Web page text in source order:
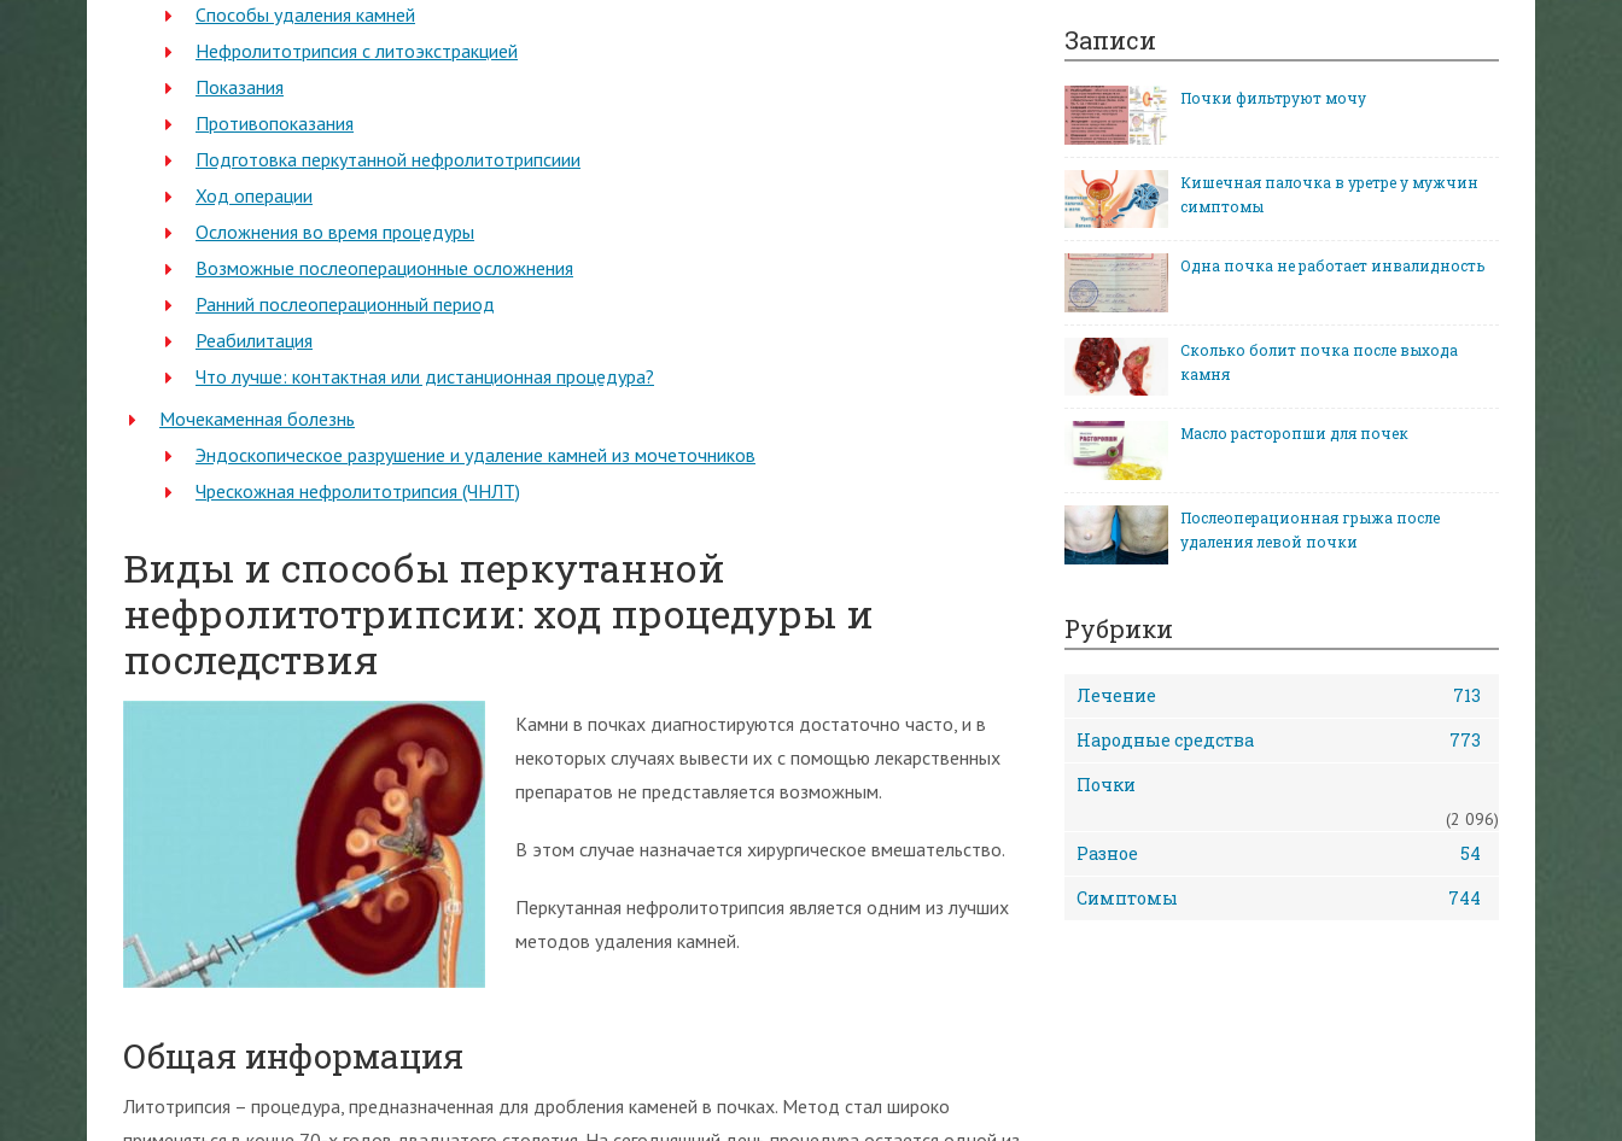
Способы удаления камней
Нефролитотрипсия с литоэкстракцией
Показания
Противопоказания
Подготовка перкутанной нефролитотрипсиии
Ход операции
Осложнения во время процедуры
Возможные послеоперационные осложнения
Ранний послеоперационный период
Реабилитация
Что лучше: контактная или дистанционная процедура?
Мочекаменная болезнь
Эндоскопическое разрушение и удаление камней из мочеточников
Чрескожная нефролитотрипсия (ЧНЛТ)
Виды и способы перкутанной
нефролитотрипсии: ход процедуры и
последствия
Камни в почках диагностируются достаточно часто, и в
некоторых случаях вывести их с помощью лекарственных
препаратов не представляется возможным.
В этом случае назначается хирургическое вмешательство.
Перкутанная нефролитотрипсия является одним из лучших
методов удаления камней.
Общая информация
Литотрипсия – процедура, предназначенная для дробления каменей в почках. Метод стал широко
Записи
Почки фильтруют мочу
Кишечная палочка в уретре у мужчин
симптомы
Одна почка не работает инвалидность
Сколько болит почка после выхода
камня
Масло расторопши для почек
Послеоперационная грыжа после
удаления левой почки
Рубрики
Лечение
713
Народные средства
773
Почки
(2 096)
Разное
54
Симптомы
744